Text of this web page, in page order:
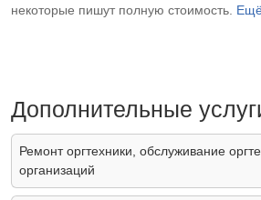
некоторые пишут полную стоимость.
Дополнительные
Ремонт оргтехники, обслуживание
организаций